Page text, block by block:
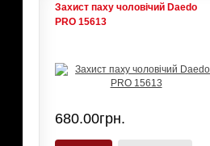
Захист паху чоловічий Daedo
PRO 15613
680.00грн.